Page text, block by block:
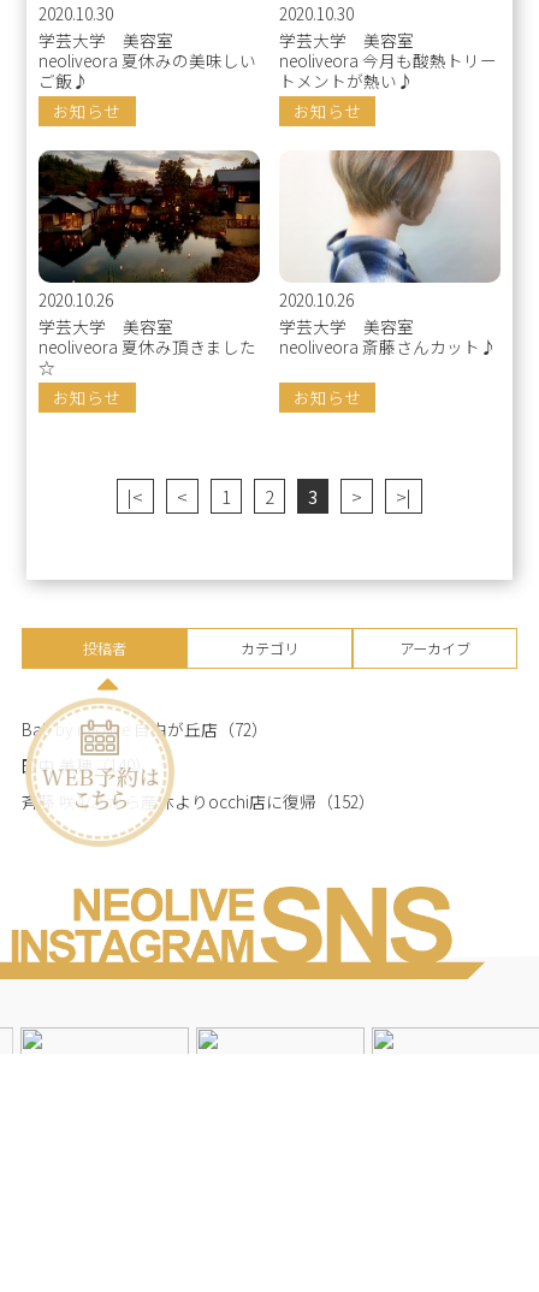
2020.10.30
学芸大学 美容室
neoliveora 夏休みの美味しい
ご飯♪
お知らせ
2020.10.30
学芸大学 美容室
neoliveora 今月も酸熱トリー
トメントが熱い♪
お知らせ
2020.10.26
学芸大学 美容室
neoliveora 夏休み頂きました
☆
お知らせ
2020.10.26
学芸大学 美容室
neoliveora 斎藤さんカット♪
お知らせ
|< < 1 2 3 > >|
投稿者 カテゴリ アーカイブ
Bab by neolive 自由が丘店 （72）
田中 美穂 （140）
斉藤 咲4/25から産休よりocchi店に復帰 （152）